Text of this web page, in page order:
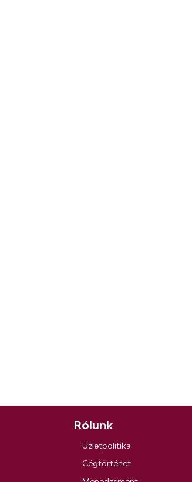
Rólunk
Üzletpolitika
Cégtörténet